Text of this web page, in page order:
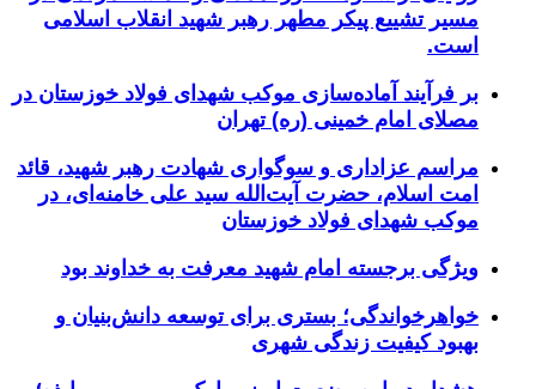
مسیر تشییع پیکر مطهر رهبر شهید انقلاب اسلامی
است.
بر فرآیند آماده‌سازی موکب شهدای فولاد خوزستان در
مصلای امام خمینی (ره) تهران
مراسم عزاداری و سوگواری شهادت رهبر شهید، قائد
امت اسلام، حضرت آیت‌الله سید علی خامنه‌ای، در
موکب شهدای فولاد خوزستان
ویژگی برجسته امام شهید معرفت به خداوند بود
خواهرخواندگی؛ بستری برای توسعه دانش‌بنیان و
بهبود کیفیت زندگی شهری